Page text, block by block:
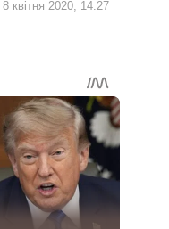
8 квітня 2020, 14:27